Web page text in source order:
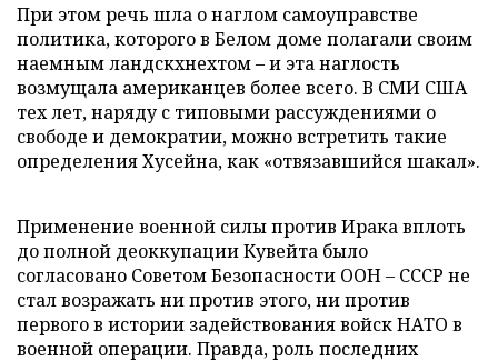
При этом речь шла о наглом самоуправстве
политика, которого в Белом доме полагали своим
наемным ландскхнехтом – и эта наглость
возмущала американцев более всего. В СМИ США
тех лет, наряду с типовыми рассуждениями о
свободе и демократии, можно встретить такие
определения Хусейна, как «отвязавшийся шакал».
Применение военной силы против Ирака вплоть
до полной деоккупации Кувейта было
согласовано Советом Безопасности ООН – СССР не
стал возражать ни против этого, ни против
первого в истории задействования войск НАТО в
военной операции. Правда, роль последних